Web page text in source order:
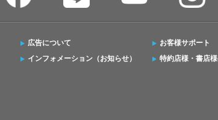
広告について
インフォメーション（お知らせ）
お客様サポート
特約店様・書店